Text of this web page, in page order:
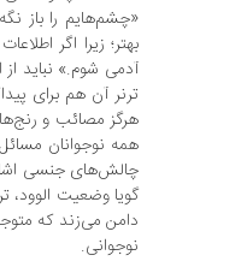
«چشم‌هایم را باز
بهتر؛ زیرا اگر
آدمی شوم.» نباید
ترنر آن هم برای
هرگز مصائب و
همه‌ نوجوانان
چالش‌های جنسی
گویا وضعیت
دامن می‌زند که
نوجوانی.